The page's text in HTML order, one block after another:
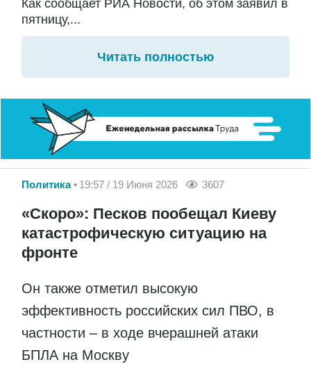
Как сообщает РИА Новости, об этом заявил в
пятницу,...
Читать полностью
Политика 19:57 / 19 Июня 2026 3607
«Скоро»: Песков пообещал Киеву
катастрофическую ситуацию на
фронте
Он также отметил высокую
эффективность российских сил ПВО, в
частности – в ходе вчерашней атаки
БПЛА на Москву